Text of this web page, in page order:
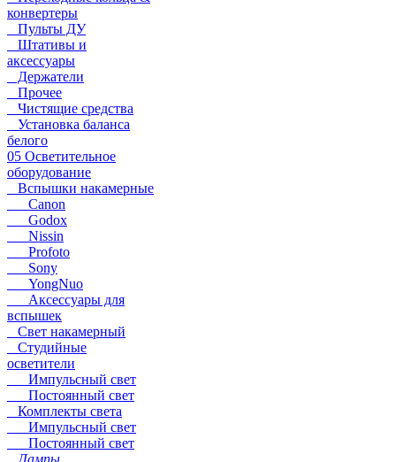
конвертеры
Пульты ДУ
Штативы и
аксессуары
Держатели
Прочее
Чистящие средства
Установка баланса
белого
05 Осветительное
оборудование
Вспышки накамерные
Canon
Godox
Nissin
Profoto
Sony
YongNuo
Аксессуары для
вспышек
Свет накамерный
Студийные
осветители
Импульсный свет
Постоянный свет
Комплекты света
Импульсный свет
Постоянный свет
Лампы